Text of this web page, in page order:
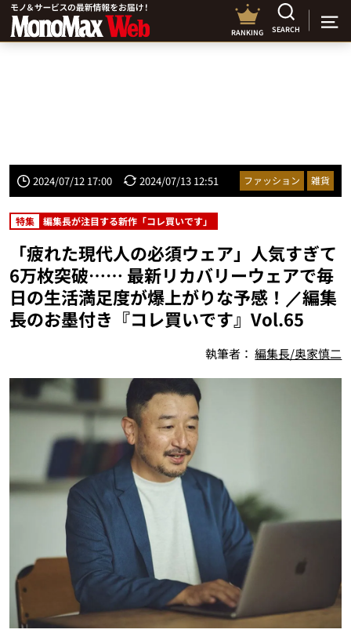
RANKING SEARCH
2024/07/12 17:00 2024/07/13 12:51 ファッション 雑貨
特集 編集長が注目する新作「コレ買いです」
「疲れた現代人の必須ウェア」人気すぎて
6万枚突破…… 最新リカバリーウェアで毎
日の生活満足度が爆上がりな予感！／編集
長のお墨付き『コレ買いです』Vol.65
執筆者：編集長/奥家慎二